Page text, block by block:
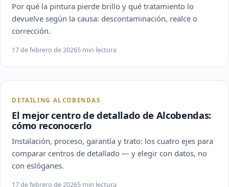
Por qué la pintura pierde brillo y qué tratamiento lo
devuelve según la causa: descontaminación, realce o
corrección.
17 de febrero de 20265 min lectura
DETAILING ALCOBENDAS
El mejor centro de detallado de Alcobendas:
cómo reconocerlo
Instalación, proceso, garantía y trato: los cuatro ejes para
comparar centros de detallado — y elegir con datos, no
con eslóganes.
17 de febrero de 20265 min lectura